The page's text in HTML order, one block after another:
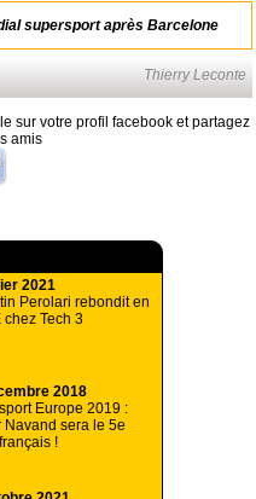
supersport après Barcelone
Thierry Leconte
sur votre profil facebook et partagez
amis
2021
Perolari rebondit en
chez Tech 3
2018
Europe 2019 :
Navand sera le 5e
!